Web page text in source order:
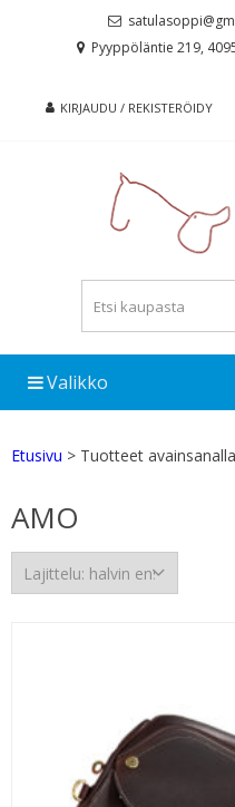
Pyyppöläntie 219,
KIRJAUDU / REKISTERÖIDY
Valikko
Etusivu > Tuotteet
AMO